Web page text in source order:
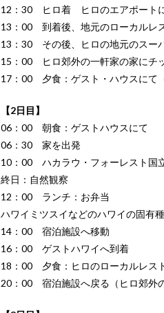
12：30 ヒロ着 ヒロのエアポート
13：00 到着後、地元のローカルレ
13：30 その後、ヒロの地元のスー
15：00 ヒロ郊外の一軒家の家にチ
17：00 夕食：ゲスト・ハウスにて
【2日目】
06：00 朝食：ゲストハウスにて
06：30 家を出発
10：00 ハカラウ・フォーレスト国
終日：自然観察
12：00 ランチ：お弁当
ハワイミツスイなどのハワイの固有
14：00 宿泊施設へ移動
16：00 ゲストハワイへ到着
18：00 夕食：ヒロのローカルレス
20：00 宿泊施設へ戻る（ヒロ郊外